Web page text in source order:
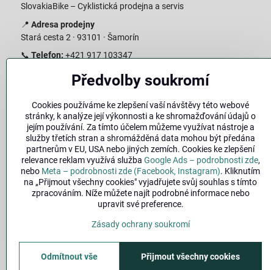
SlovakiaBike – Cyklistická prodejna a servis
📍 Adresa prodejny
Stará cesta 2 · 93101 · Šamorín
📞 Telefon: +421 917 103347
info@slovakiabike.sk
Pondělí–Pátek: 09:00–15:00
Sobota: 09:00–11:00
Neděle: Zavřeno
👉Zobrazit prodejnu na mapě(odkaz na Google Maps)
Předvolby soukromí
Cookies používáme ke zlepšení vaší návštěvy této webové
stránky, k analýze její výkonnosti a ke shromažďování údajů o
jejím používání. Za tímto účelem můžeme využívat nástroje a
služby třetích stran a shromážděná data mohou být předána
partnerům v EU, USA nebo jiných zemích. Cookies ke zlepšení
relevance reklam využívá služba Google Ads – podrobnosti zde,
nebo Meta – podrobnosti zde (Facebook, Instagram). Kliknutím
na „Přijmout všechny cookies" vyjadřujete svůj souhlas s tímto
zpracováním. Níže můžete najít podrobné informace nebo
upravit své preference.
Zásady ochrany soukromí
Přijmout všechny cookies
Odmítnout vše